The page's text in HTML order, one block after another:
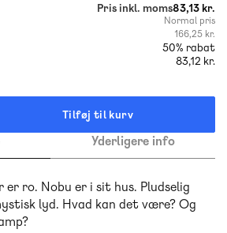
Pris inkl. moms83,13 kr.
Normal pris
166,25 kr.
50% rabat
83,12 kr.
Tilføj til kurv
Yderligere info
ro. Nobu er i sit hus. Pludselig
lyd. Hvad kan det være? Og